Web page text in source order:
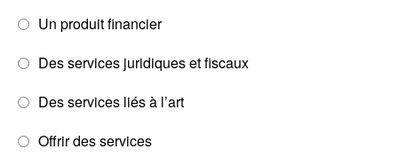
Un produit financier
Des services juridiques et fiscaux
Des services liés à l’art
Offrir des services